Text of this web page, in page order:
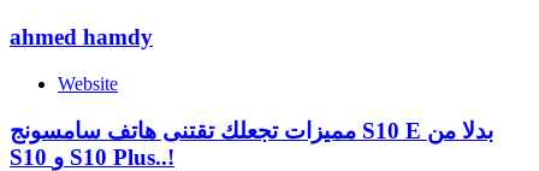
ahmed hamdy
Website
مميزات تجعلك تقتنى هاتف سامسونج S10 E بدلا من
S10 و S10 Plus..!